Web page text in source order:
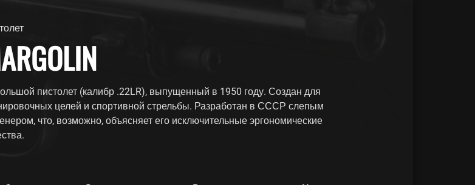
пистолет (калибр .22LR), выпущенный в 1950 году. Создан для
целей и спортивной стрельбы. Разработан в СССР слепым
что, возможно, объясняет его исключительные эргономические